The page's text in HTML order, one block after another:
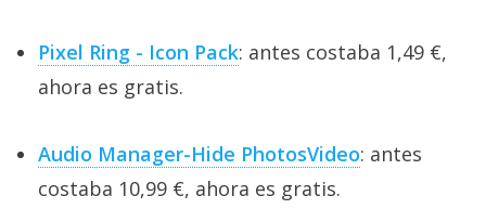
Pixel Ring - Icon Pack: antes costaba 1,49 €,
ahora es gratis.
Audio Manager-Hide PhotosVideo: antes
costaba 10,99 €, ahora es gratis.